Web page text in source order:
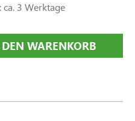
3 Werktage
gewünschten
WARENKORB